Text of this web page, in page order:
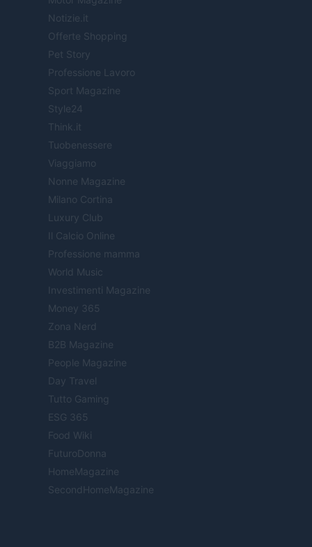
Notizie.it
Offerte Shopping
Pet Story
Professione Lavoro
Sport Magazine
Style24
Think.it
Tuobenessere
Viaggiamo
Nonne Magazine
Milano Cortina
Luxury Club
Il Calcio Online
Professione mamma
World Music
Investimenti Magazine
Money 365
Zona Nerd
B2B Magazine
People Magazine
Day Travel
Tutto Gaming
ESG 365
Food Wiki
FuturoDonna
HomeMagazine
SecondHomeMagazine